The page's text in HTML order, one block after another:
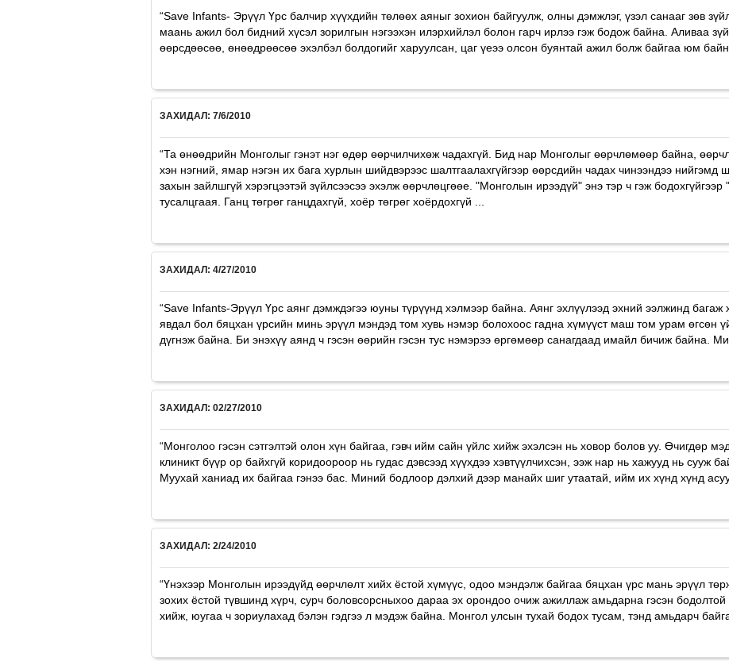
“Save Infants- Эрүүл Үрс балчир хүүхдийн төлөөх аяныг зохион байгуулж, олны дэмжлэг, үзэл санааг зөв
маань ажил бол бидний хүсэл зорилгын нэгээхэн илэрхийлэл болон гарч ирлээ гэж бодож байна. Аливаа
өөрсдөөсөө, өнөөдрөөсөө эхэлбэл болдогийг харуулсан, цаг үеээ олсон буянтай ажил болж байгаa юм
ЗАХИДАЛ: 7/6/2010
“Та өнөөдрийн Монголыг гэнэт нэг өдөр өөрчилчихөж чадахгүй. Бид нар Монголыг өөрчлөмөөр байна,
хэн нэгний, ямар нэгэн их бага хурлын шийдвэрээс шалтгаалахгүйгээр өөрсдийн чадах чинээндээ нийгэмд
захын зайлшгүй хэрэгцээтэй зүйлсээсээ эхэлж өөрчлөцгөөе. "Монголын ирээдүй" энэ тэр ч гэж
тусалцгаая. Ганц төгрөг ганцдахгүй, хоёр төгрөг хоёрдохгүй ...
ЗАХИДАЛ: 4/27/2010
“Save Infants-Эрүүл Үрс аянг дэмждэгээ юуны түрүүнд хэлмээр байна. Аянг эхлүүлээд эхний ээлжинд багаж
явдал бол бяцхан үрсийн минь эрүүл мэндэд том хувь нэмэр болохоос гадна хүмүүст маш том урам өгсөн
дүгнэж байна. Би энэхүү аянд ч гэсэн өөрийн гэсэн тус нэмэрээ өргөмөөр санагдаад имайл бичиж байна.
ЗАХИДАЛ: 02/27/2010
“Монголоо гэсэн сэтгэлтэй олон хүн байгаа, гэвч ийм сайн үйлс хийж эхэлсэн нь ховор болов уу. Өчигдөр
клиникт бүүр ор байхгүй коридоороор нь гудас дэвсээд хүүхдээ хэвтүүлчихсэн, ээж нар нь хажууд нь сууж
Муухай ханиад их байгаа гэнээ бас. Миний бодлоор дэлхий дээр манайх шиг утаатай, ийм их хүнд хүнд
ЗАХИДАЛ: 2/24/2010
“Үнэхээр Монголын ирээдүйд өөрчлөлт хийх ёстой хүмүүс, одоо мэндэлж байгаа бяцxан үрс мань эрүүл
зохих ёстой түвшинд хүрч, сурч боловсорсныхоо дараа эх орондоо очиж ажиллаж амьдарна гэсэн
хийж, юугаа ч зориулахад бэлэн гэдгээ л мэдэж байна. Монгол улсын тухай бодох тусам, тэнд амьдарч